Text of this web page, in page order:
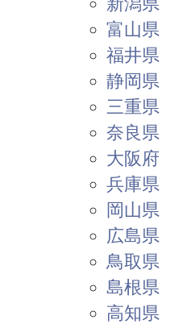
富山県
福井県
静岡県
三重県
奈良県
大阪府
兵庫県
岡山県
広島県
鳥取県
島根県
高知県